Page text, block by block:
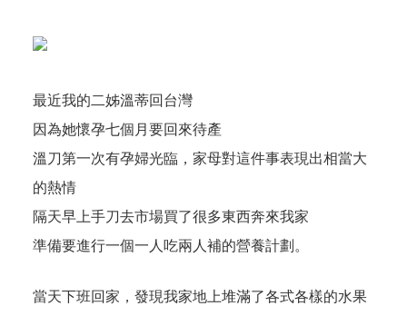
最近我的二姊溫蒂回台灣
因為她懷孕七個月要回來待產
溫刀第一次有孕婦光臨，家母對這件事表現出相當大
的熱情
隔天早上手刀去市場買了很多東西奔來我家
準備要進行一個一人吃兩人補的營養計劃。
當天下班回家，發現我家地上堆滿了各式各樣的水果